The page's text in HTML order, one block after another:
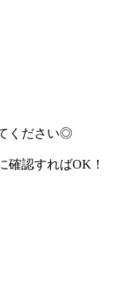
ください◎
確認すればOK！